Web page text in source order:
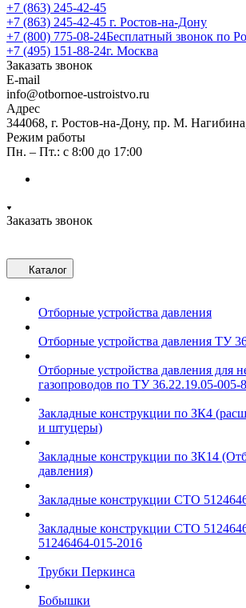
+7 (863) 245-42-45
+7 (863) 245-42-45 г. Ростов-на-Дону
+7 (800) 775-08-24Бесплатный звонок по
+7 (495) 151-88-24г. Москва
Заказать звонок
E-mail
info@otbornoe-ustroistvo.ru
Адрес
344068, г. Ростов-на-Дону, пр. М.
Режим работы
Пн. – Пт.: с 8:00 до 17:00
Заказать звонок
Каталог
Отборные устройства давления
Отборные устройства давления ТУ
Отборные устройства давления для
газопроводов по ТУ 36.22.19.05-005-
Закладные конструкции по ЗК4
и штуцеры)
Закладные конструкции по ЗК14
давления)
Закладные конструкции СТО
Закладные конструкции СТО
51246464-015-2016
Трубки Перкинса
Бобышки